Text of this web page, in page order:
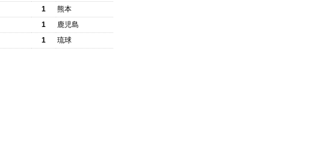
1
熊本
1
鹿児島
1 琉球